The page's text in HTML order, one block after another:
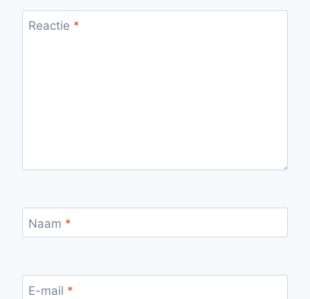
Reactie *
Naam *
E-mail *